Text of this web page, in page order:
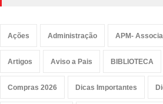
Ações Administração APM-
Artigos Aviso a Pais BIBLIOTECA
Compras 2026 Dicas Importantes